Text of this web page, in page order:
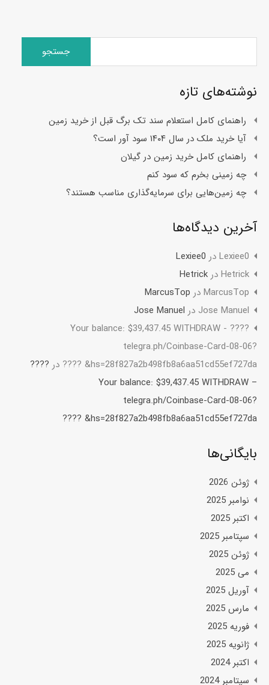
جستجو
نوشته‌های تازه
راهنمای کامل استعلام سند تک برگ قبل از خرید زمین
آیا خرید ملک در سال ۱۴۰۴ سود آور است؟
راهنمای کامل خرید زمین در گیلان
چه زمینی بخرم که سود کنم
چه زمین‌هایی برای سرمایه‌گذاری مناسب هستند؟
آخرین دیدگاه‌ها
Lexiee0 در Lexiee0
Hetrick در Hetrick
MarcusTop در MarcusTop
Jose Manuel در Jose Manuel
????️ Your balance: $39,437.45 WITHDRAW -
telegra.ph/Coinbase-Card-08-06?
hs=28f827a2b498fb8a6aa51cd55ef727da& ????️
در ????️
Your balance: $39,437.45 WITHDRAW –
telegra.ph/Coinbase-Card-08-06?
hs=28f827a2b498fb8a6aa51cd55ef727da& ????️
بایگانی‌ها
ژوئن 2026
نوامبر 2025
اکتبر 2025
سپتامبر 2025
ژوئن 2025
می 2025
آوریل 2025
مارس 2025
فوریه 2025
ژانویه 2025
اکتبر 2024
سپتامبر 2024